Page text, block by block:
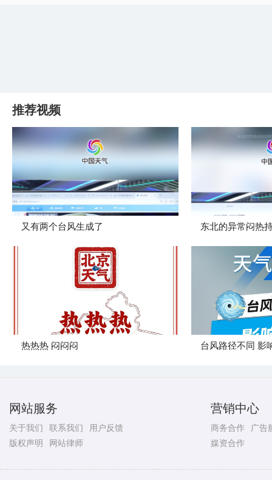
推荐视频
又有两个台风生成了 东北的异常闷热
热热热 闷闷闷 台风路径不同 影
网站服务
关于我们 联系我们
用户反馈
版权声明
网站律师
营销中心
商务合作
广告
媒资合作